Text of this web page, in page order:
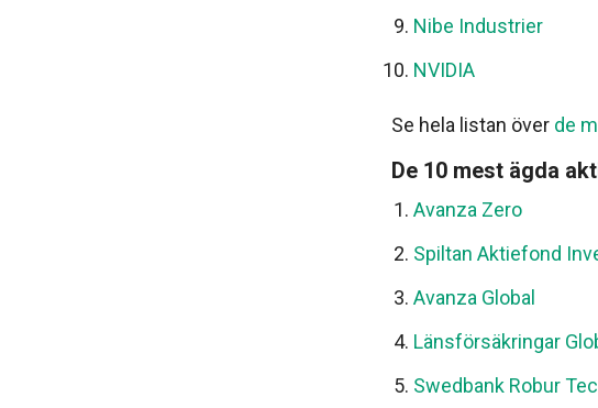
Nibe Industrier
NVIDIA
Se hela listan över de
De 10 mest ägda
Avanza Zero
Spiltan Aktiefond
Avanza Global
Länsförsäkringar
Swedbank Robur